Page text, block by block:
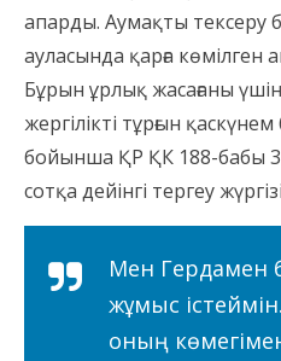
апарды. Аумақты тексеру
ауласында қарға көмілген
Бұрын ұрлық жасағаны үшін
жергілікті тұрғын
бойынша ҚР ҚК 188-бабы
сотқа дейінгі тергеу
Мен Гердамен
жұмыс
оның